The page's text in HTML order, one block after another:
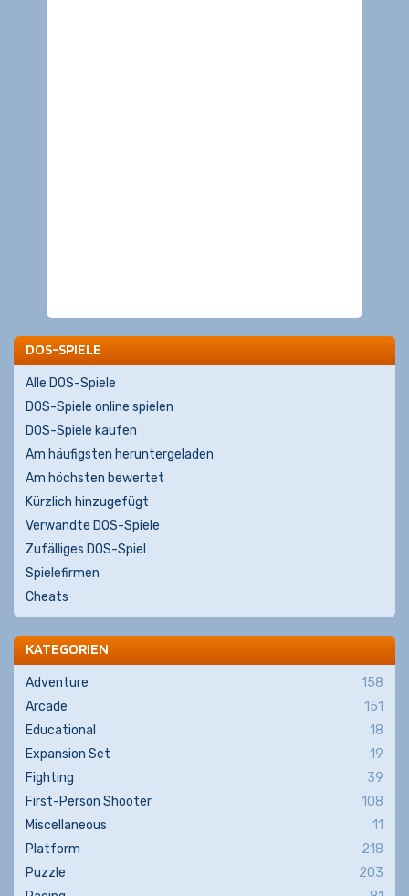
DOS-SPIELE
Alle DOS-Spiele
DOS-Spiele online spielen
DOS-Spiele kaufen
Am häufigsten heruntergeladen
Am höchsten bewertet
Kürzlich hinzugefügt
Verwandte DOS-Spiele
Zufälliges DOS-Spiel
Spielefirmen
Cheats
KATEGORIEN
Adventure
158
Arcade
151
Educational
18
Expansion Set
19
Fighting
39
First-Person Shooter
108
Miscellaneous
11
Platform
218
Puzzle
203